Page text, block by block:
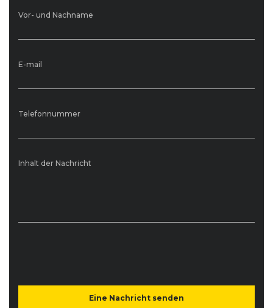
Vor- und Nachname
E-mail
Telefonnummer
Inhalt der Nachricht